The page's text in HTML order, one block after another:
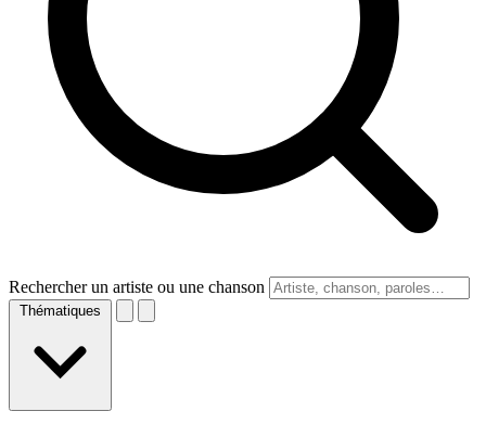
Rechercher un artiste ou une chanson
Thématiques